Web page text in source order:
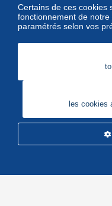
Certains de ces cookies
fonctionnement de notre
paramétrés selon vos
les cookies